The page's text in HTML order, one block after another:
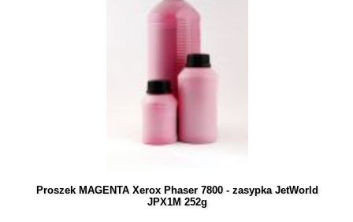
Proszek MAGENTA Xerox Phaser 7800 - zasypka JetWorld
JPX1M 252g